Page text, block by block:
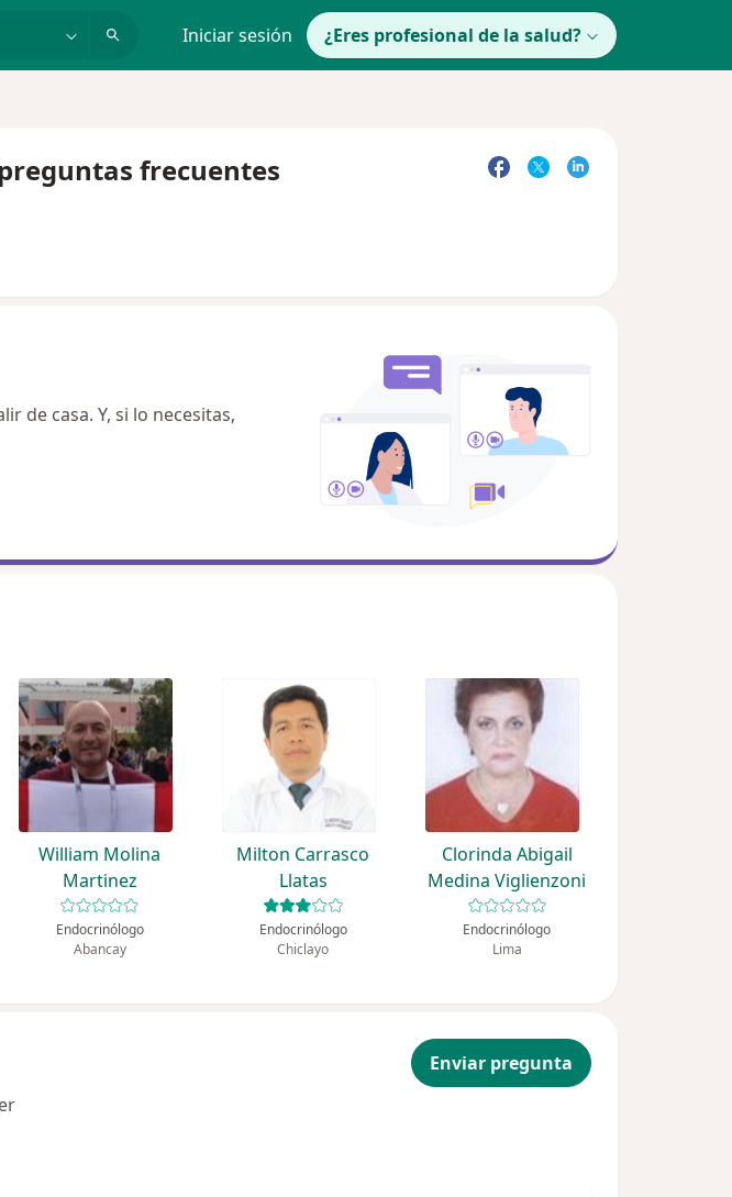
Iniciar sesión ¿Eres profesional de la salud?
frecuentes
de casa. Y, si lo necesitas,
William Molina
Martinez
Endocrinólogo
Abancay
Milton Carrasco
Llatas
Endocrinólogo
Chiclayo
Clorinda Abigail
Medina Viglienzoni
Endocrinólogo
Lima
Enviar pregunta